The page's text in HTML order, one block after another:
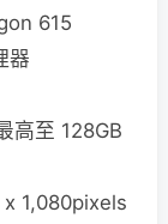
615
器
高至 128GB
x 1,080pixels